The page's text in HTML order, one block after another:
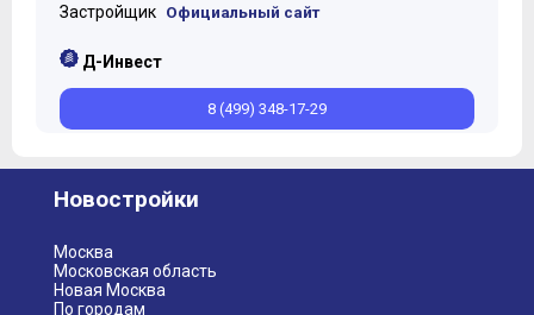
Застройщик Официальный сайт
Д-Инвест
8 (499) 348-17-29
Новостройки
Москва
Московская область
Новая Москва
По городам